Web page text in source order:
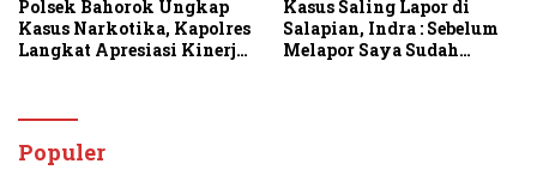
Polsek Bahorok Ungkap
Kasus Narkotika, Kapolres
Langkat Apresiasi Kinerja
Layanan 110
Kasus Saling Lapor di
Salapian, Indra : Sebelum
Melapor Saya Sudah
Populer